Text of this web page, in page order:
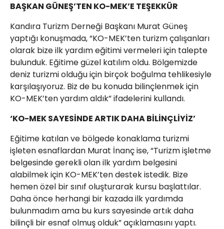
BAŞKAN GÜNEŞ’TEN KO-MEK’E TEŞEKKÜR
Kandıra Turizm Derneği Başkanı Murat Güneş
yaptığı konuşmada, “KO-MEK’ten turizm çalışanları
olarak bize ilk yardım eğitimi vermeleri için talepte
bulunduk. Eğitime güzel katılım oldu. Bölgemizde
deniz turizmi olduğu için birçok boğulma tehlikesiyle
karşılaşıyoruz. Biz de bu konuda bilinçlenmek için
KO-MEK’ten yardım aldık” ifadelerini kullandı.
‘KO-MEK SAYESİNDE ARTIK DAHA BİLİNÇLİYİZ’
Eğitime katılan ve bölgede konaklama turizmi
işleten esnaflardan Murat İnanç ise, “Turizm işletme
belgesinde gerekli olan ilk yardım belgesini
alabilmek için KO-MEK’ten destek istedik. Bize
hemen özel bir sınıf oluşturarak kursu başlattılar.
Daha önce herhangi bir kazada ilk yardımda
bulunmadım ama bu kurs sayesinde artık daha
bilinçli bir esnaf olmuş olduk” açıklamasını yaptı.